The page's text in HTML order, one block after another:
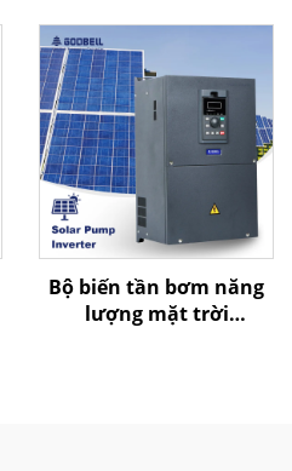
Bộ biến tần bơm năng
lượng mặt trời